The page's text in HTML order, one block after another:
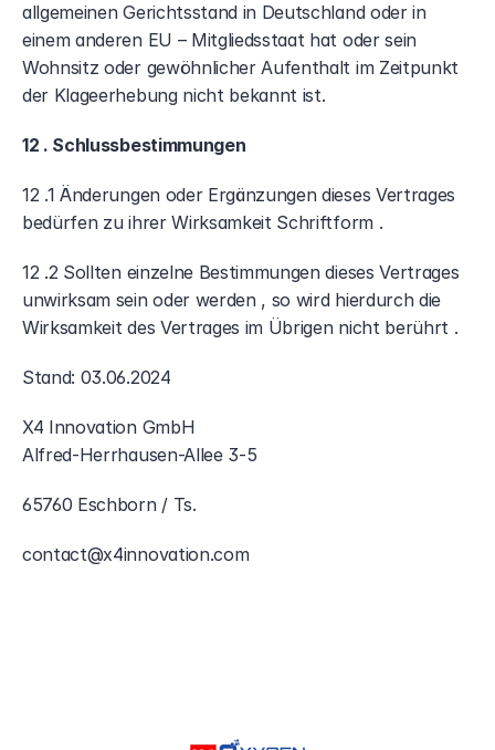
allgemeinen Gerichtsstand in Deutschland oder in
einem anderen EU – Mitgliedsstaat hat oder sein
Wohnsitz oder gewöhnlicher Aufenthalt im Zeitpunkt
der Klageerhebung nicht bekannt ist.
12 . Schlussbestimmungen
12 .1 Änderungen oder Ergänzungen dieses Vertrages
bedürfen zu ihrer Wirksamkeit Schriftform .
12 .2 Sollten einzelne Bestimmungen dieses Vertrages
unwirksam sein oder werden , so wird hierdurch die
Wirksamkeit des Vertrages im Übrigen nicht berührt .
Stand: 03.06.2024
X4 Innovation GmbH
Alfred-Herrhausen-Allee 3-5
65760 Eschborn / Ts.
contact@x4innovation.com